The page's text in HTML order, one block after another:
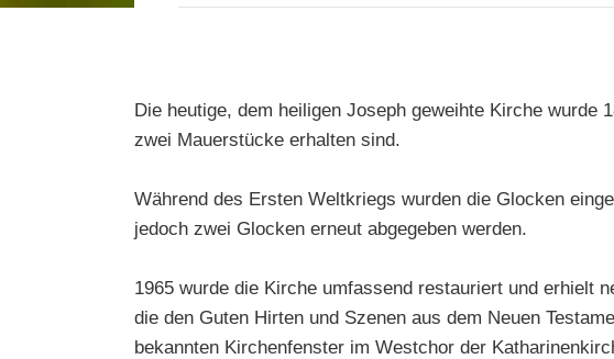
Die heutige, dem heiligen Joseph geweihte Kirche wurde
zwei Mauerstücke erhalten sind.
Während des Ersten Weltkriegs wurden die Glocken
jedoch zwei Glocken erneut abgegeben werden.
1965 wurde die Kirche umfassend restauriert und erhielt
die den Guten Hirten und Szenen aus dem Neuen
bekannten Kirchenfenster im Westchor der